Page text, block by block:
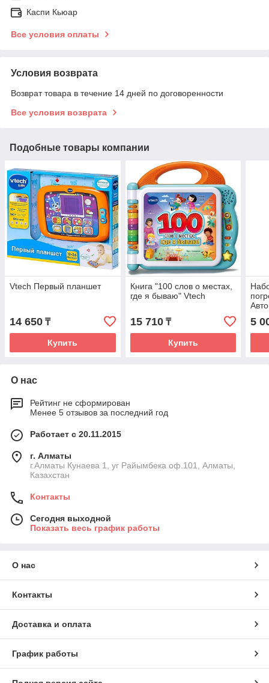
Каспи Кьюар
Все условия оплаты
Условия возврата
Возврат товара в течение 14 дней по договоренности
Все условия возврата
Подобные товары компании
Vtech Первый планшет
14 650 ₸
Купить
Книга "100 слов о местах,
где я бываю" Vtech
15 710₸
Купить
5
О нас
Рейтинг не сформирован
Менее 5 отзывов за последний год
Работает с 20.11.2015
г. Алматы
г.Алматы Кунаева 1, уг Райымбека оф.101, Алматы,
Казахстан
Контакты
Сегодня выходной
Показать весь график работы
О нас
Контакты
Доставка и оплата
График работы